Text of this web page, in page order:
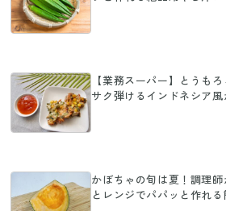
【業務スーパー】とうも
サク弾けるインドネシア
かぼちゃの旬は夏！調理
とレンジでパパッと作れ